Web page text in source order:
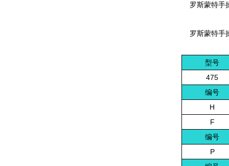
罗斯蒙特手
罗斯蒙特手
型号
475
编号
H
F
编号
P